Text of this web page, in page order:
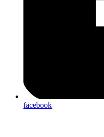
facebook